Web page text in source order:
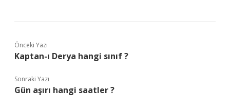
Önceki Yazı
Kaptan-ı Derya hangi sınıf ?
Sonraki Yazı
Gün aşırı hangi saatler ?